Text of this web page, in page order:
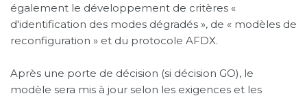
également le développement de critères «
d'identification des modes dégradés », de « modèles de
reconfiguration » et du protocole AFDX.
Après une porte de décision (si décision GO), le
modèle sera mis à jour selon les exigences et les